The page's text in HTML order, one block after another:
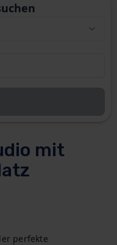
mit
perfekte